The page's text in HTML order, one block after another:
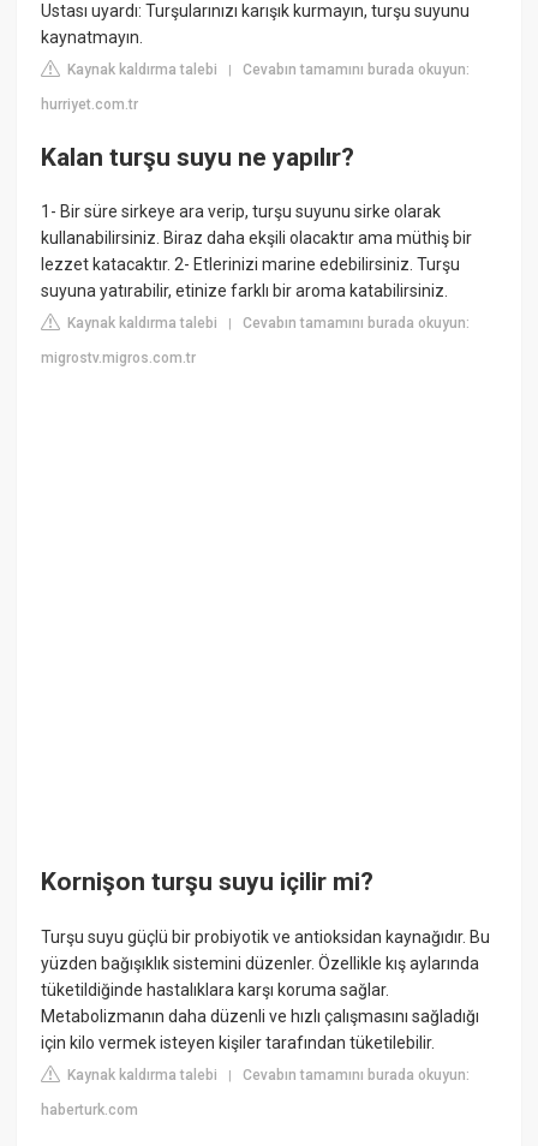
Ustası uyardı: Turşularınızı karışık kurmayın, turşu suyunu
kaynatmayın.
Kaynak kaldırma talebi |Cevabın tamamını burada okuyun:
hurriyet.com.tr
Kalan turşu suyu ne yapılır?
1- Bir süre sirkeye ara verip, turşu suyunu sirke olarak
kullanabilirsiniz. Biraz daha ekşili olacaktır ama müthiş bir
lezzet katacaktır. 2- Etlerinizi marine edebilirsiniz. Turşu
suyuna yatırabilir, etinize farklı bir aroma katabilirsiniz.
Kaynak kaldırma talebi |Cevabın tamamını burada okuyun:
migrostv.migros.com.tr
Kornişon turşu suyu içilir mi?
Turşu suyu güçlü bir probiyotik ve antioksidan kaynağıdır. Bu
yüzden bağışıklık sistemini düzenler. Özellikle kış aylarında
tüketildiğinde hastalıklara karşı koruma sağlar.
Metabolizmanın daha düzenli ve hızlı çalışmasını sağladığı
için kilo vermek isteyen kişiler tarafından tüketilebilir.
Kaynak kaldırma talebi |Cevabın tamamını burada okuyun:
haberturk.com